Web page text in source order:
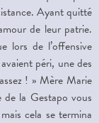
Ayant quitté
de leur patrie.
lors de l’offensive
péri, une des
! » Mère Marie
de la Gestapo vous
cela se termina